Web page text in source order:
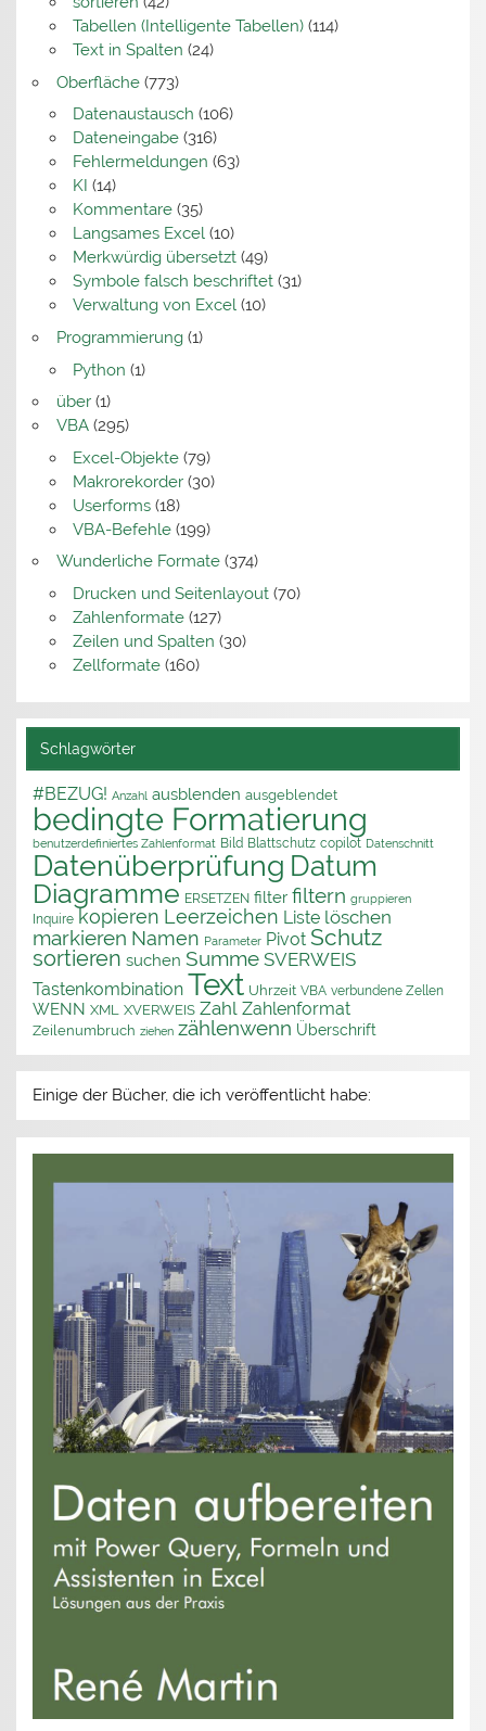
Tabellen (Intelligente Tabellen)(114)
Text in Spalten (24)
Oberfläche(773)
Datenaustausch (106)
Dateneingabe(316)
Fehlermeldungen (63)
KI (14)
Kommentare(35)
Langsames Excel(10)
Merkwürdig übersetzt(49)
Symbole falsch beschriftet(31)
Verwaltung von Excel(10)
Programmierung(1)
Python (1)
über(1)
VBA(295)
Excel-Objekte(79)
Makrorekorder(30)
Userforms(18)
VBA-Befehle(199)
Wunderliche Formate(374)
Drucken und Seitenlayout(70)
Zahlenformate(127)
Zeilen und Spalten (30)
Zellformate(160)
Schlagwörter
#BEZUG! Anzahl ausblenden ausgeblendet
bedingte Formatierung
benutzerdefiniertes Zahlenformat Bild Blattschutz copilot Datenschnitt
Datenüberprüfung Datum
Diagramme ERSETZEN filter filtern gruppieren
Inquire kopieren Leerzeichen Liste löschen
markieren Namen Parameter Pivot Schutz
sortieren suchen Summe SVERWEIS
Tastenkombination Text Uhrzeit VBA verbundene Zellen
WENN XML XVERWEIS Zahl Zahlenformat
Zeilenumbruch ziehen zählenwenn Überschrift
Einige der Bücher, die ich veröffentlicht habe: